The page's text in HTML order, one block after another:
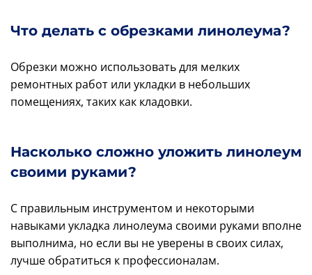
Что делать с обрезками линолеума?
Обрезки можно использовать для мелких
ремонтных работ или укладки в небольших
помещениях, таких как кладовки.
Насколько сложно уложить линолеум
своими руками?
С правильным инструментом и некоторыми
навыками укладка линолеума своими руками вполне
выполнима, но если вы не уверены в своих силах,
лучше обратиться к профессионалам.